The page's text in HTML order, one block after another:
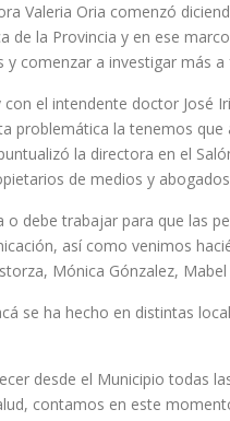
Valeria Oria comenzó
de la Provincia y en ese
y comenzar a investigar más
con el intendente doctor
problemática la tenemos
la directora en el
de medios y
o debe trabajar para que las
así como venimos
Mónica Gónzalez,
se ha hecho en distintas
desde el Municipio todas
contamos en este